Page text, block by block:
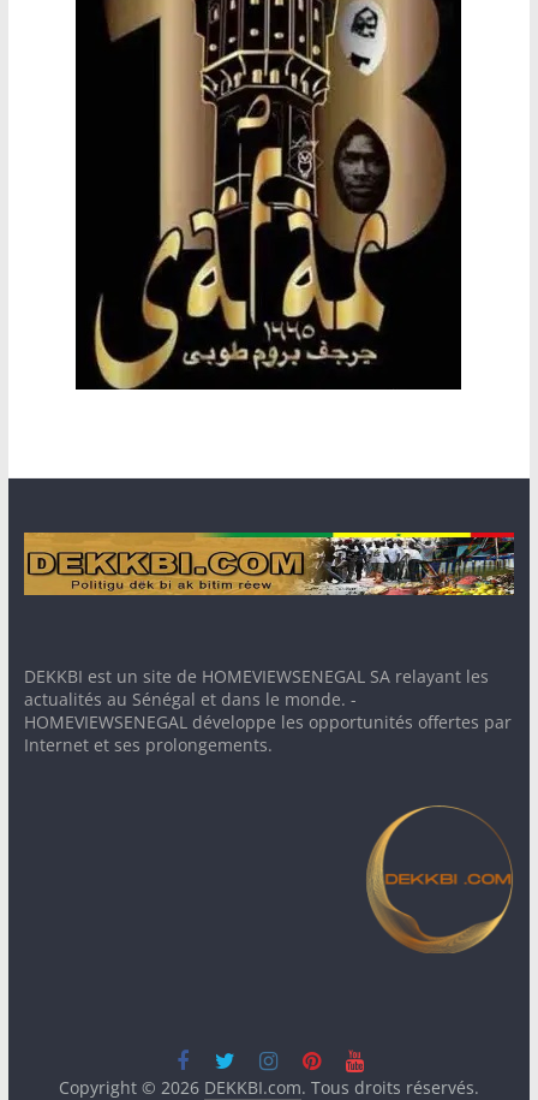
DEKKBI est un site de HOMEVIEWSENEGAL SA relayant les
actualités au Sénégal et dans le monde. -
HOMEVIEWSENEGAL développe les opportunités offertes par
Internet et ses prolongements.
Copyright © 2026 DEKKBI.com. Tous droits réservés.